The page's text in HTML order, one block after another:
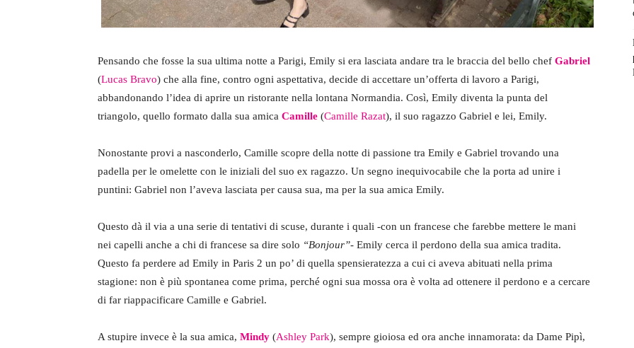
Pensando che fosse la sua ultima notte a Parigi, Emily si era lasciata andare tra le braccia del bello chef Gabriel
(Lucas Bravo) che alla fine, contro ogni aspettativa, decide di accettare un’offerta di lavoro a Parigi,
abbandonando l’idea di aprire un ristorante nella lontana Normandia. Così, Emily diventa la punta del
triangolo, quello formato dalla sua amica Camille (Camille Razat), il suo ragazzo Gabriel e lei, Emily.
Nonostante provi a nasconderlo, Camille scopre della notte di passione tra Emily e Gabriel trovando una
padella per le omelette con le iniziali del suo ex ragazzo. Un segno inequivocabile che la porta ad unire i
puntini: Gabriel non l’aveva lasciata per causa sua, ma per la sua amica Emily.
Questo dà il via a una serie di tentativi di scuse, durante i quali -con un francese che farebbe mettere le mani
nei capelli anche a chi di francese sa dire solo “Bonjour”- Emily cerca il perdono della sua amica tradita.
Questo fa perdere ad Emily in Paris 2 un po’ di quella spensieratezza a cui ci aveva abituati nella prima
stagione: non è più spontanea come prima, perché ogni sua mossa ora è volta ad ottenere il perdono e a cercare
di far riappacificare Camille e Gabriel.
A stupire invece è la sua amica, Mindy (Ashley Park), sempre gioiosa ed ora anche innamorata: da Dame Pipì,